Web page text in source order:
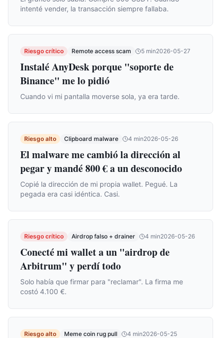
intenté vender, la transacción siempre fallaba.
Riesgo crítico Remote access scam 5 min2026-05-27
Instalé AnyDesk porque "soporte de
Binance" me lo pidió
Cuando vi mi pantalla moverse sola, ya era tarde.
Riesgo alto Clipboard malware 4 min2026-05-26
El malware me cambió la dirección al
pegar y mandé 800 € a un desconocido
Copié la dirección de mi propia wallet. Pegué. La
pegada era casi idéntica. Casi.
Riesgo crítico Airdrop falso + drainer 4 min2026-05-26
Conecté mi wallet a un "airdrop de
Arbitrum" y perdí todo
Solo había que firmar para "reclamar". La firma me
costó 4.100 €.
Riesgo alto Meme coin rug pull 4 min2026-05-25